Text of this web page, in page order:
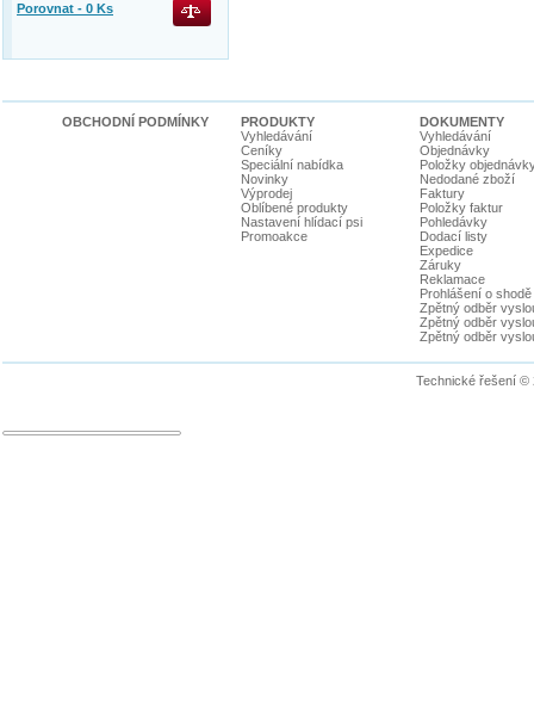
Porovnat - 0 Ks
OBCHODNÍ PODMÍNKY
PRODUKTY
Vyhledávání
Ceníky
Speciální nabídka
Novinky
Výprodej
Oblíbené produkty
Nastavení hlídací psi
Promoakce
DOKUMENTY
Vyhledávání
Objednávky
Položky
Nedodané zboží
Faktury
Položky faktur
Pohledávky
Dodací listy
Expedice
Záruky
Reklamace
Prohlášení o shodě
Zpětný odběr
Zpětný odběr
Zpětný odběr
Technické řešení ©